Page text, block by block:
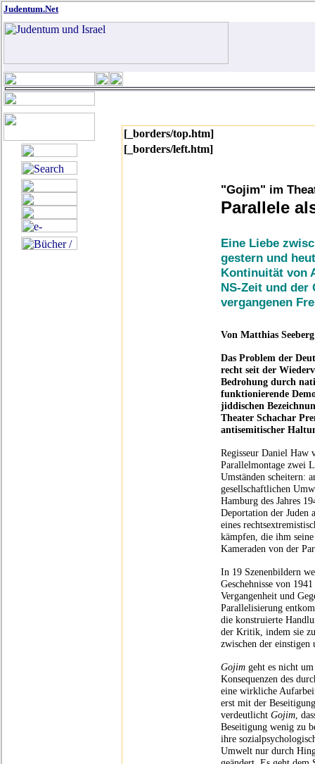
Judentum.Net
[_borders/top.htm]
[_borders/left.htm]
"Gojim" im
Parallele
Eine Liebe
gestern und
Kontinuität von
NS-Zeit und
vergangenen
Von Matthias Seeberg
Das Problem der
recht seit der
Bedrohung durch
funktionierende
jiddischen
Theater Schachar
antisemitischer
Regisseur Daniel Haw
Parallelmontage zwei
Umständen scheitern:
gesellschaftlichen
Hamburg des Jahres
Deportation der Juden
eines
kämpfen, die ihm
Kameraden von der
In 19 Szenenbildern
Geschehnisse von
Vergangenheit und
Parallelisierung
die konstruierte
der Kritik, indem sie
zwischen der
Gojim geht es nicht
Konsequenzen des
eine wirkliche
erst mit der
verdeutlicht Gojim ,
Beseitigung wenig zu
ihre
Umwelt nur durch